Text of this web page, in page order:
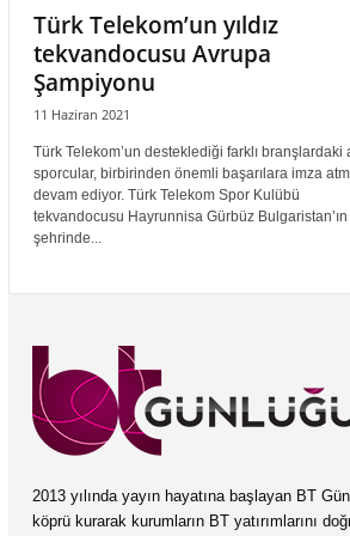
Türk Telekom’un yıldız
tekvandocusu Avrupa
Şampiyonu
11 Haziran 2021
Türk Telekom’un desteklediği farklı branşlardaki
sporcular, birbirinden önemli başarılara imza
devam ediyor. Türk Telekom Spor Kulübü
tekvandocusu Hayrunnisa Gürbüz
şehrinde...
2013 yılında yayın hayatına başlayan BT
köprü kurarak kurumların BT yatırımlarını